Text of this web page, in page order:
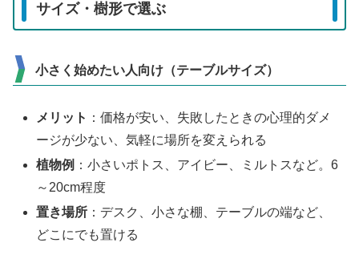
サイズ・樹形で選ぶ
小さく始めたい人向け（テーブルサイズ）
メリット ：価格が安い、失敗したときの心理的ダメ
ージが少ない、気軽に場所を変えられる
植物例 ：小さいポトス、アイビー、ミルトスなど。6
～20cm程度
置き場所 ：デスク、小さな棚、テーブルの端など、
どこにでも置ける